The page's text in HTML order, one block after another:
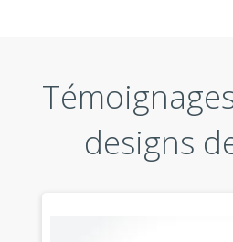
designs